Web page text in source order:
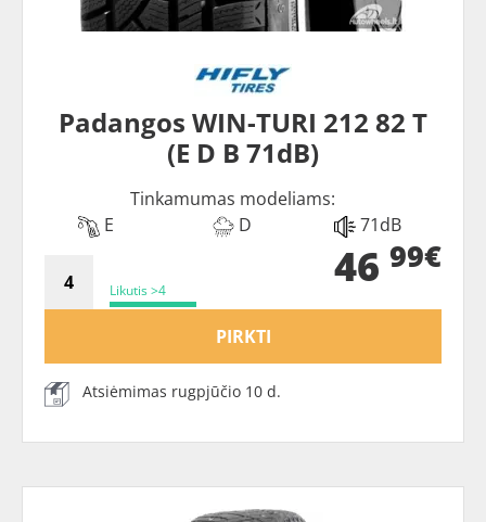
Padangos WIN-TURI 212 82 T
(E D B 71dB)
Tinkamumas modeliams:
E
D 71dB
Likutis >4 46 99€
PIRKTI
Atsiėmimas rugpjūčio 10 d.